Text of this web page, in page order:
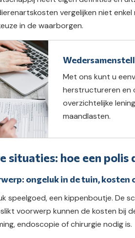
vergelijken niet
in de waarborgen.
Met ons kunt u
herstructureren en
overzichtelijke
maandlasten.
situaties: hoe een
ongeluk in de tuin, kosten
speelgoed, een kippenboutje. De
voorwerp kunnen de kosten bij
endoscopie of chirurgie nodig is.